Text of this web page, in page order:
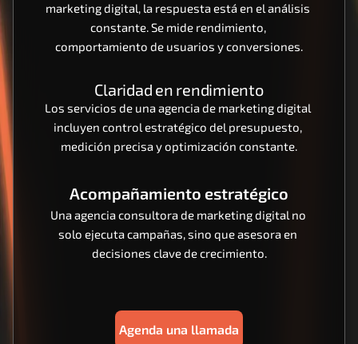
marketing digital, la respuesta está en el análisis
constante. Se mide rendimiento,
comportamiento de usuarios y conversiones.
Claridad en rendimiento
Los servicios de una agencia de marketing digital
incluyen control estratégico del presupuesto,
medición precisa y optimización constante.
Acompañamiento estratégico
Una agencia consultora de marketing digital no
solo ejecuta campañas, sino que asesora en
decisiones clave de crecimiento.
Agenda una llamada